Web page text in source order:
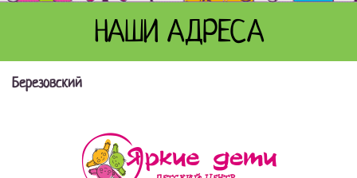
НАШИ АДРЕСА
Березовский